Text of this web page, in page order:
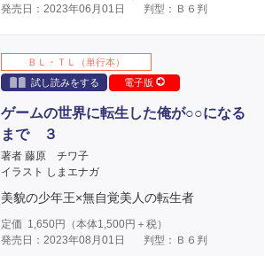
発売日：2023年06月01日
判型：Ｂ６判
ＢＬ・ＴＬ（単行本）
試し読みをする
電子版
ゲームの世界に転生した俺が○○になる
まで ３
著者 藤原 チワ子
イラスト しまエナガ
美貌の少年王×無自覚美人の転生者
定価 1,650円（本体1,500円＋税）
発売日：2023年08月01日
判型：Ｂ６判